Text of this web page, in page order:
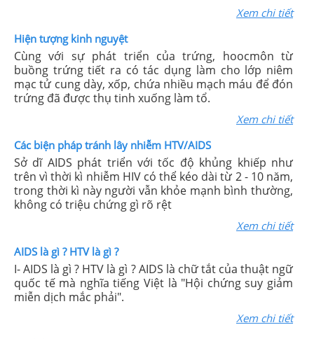
Xem chi tiết
Hiện tượng kinh nguyệt
Cùng với sự phát triển của trứng, hoocmôn từ
buồng trứng tiết ra có tác dụng làm cho lớp niêm
mạc tử cung dày, xốp, chứa nhiều mạch máu để đón
trứng đã được thụ tinh xuống làm tổ.
Xem chi tiết
Các biện pháp tránh lây nhiễm HTV/AIDS
Sở dĩ AIDS phát triển với tốc độ khủng khiếp như
trên vì thời kì nhiễm HIV có thể kéo dài từ 2 - 10 năm,
trong thời kì này người vẫn khỏe mạnh bình thường,
không có triệu chứng gì rõ rệt
Xem chi tiết
AIDS là gì ? HTV là gì ?
I- AIDS là gì ? HTV là gì ? AIDS là chữ tắt của thuật ngữ
quốc tế mà nghĩa tiếng Việt là "Hội chứng suy giảm
miễn dịch mắc phải".
Xem chi tiết